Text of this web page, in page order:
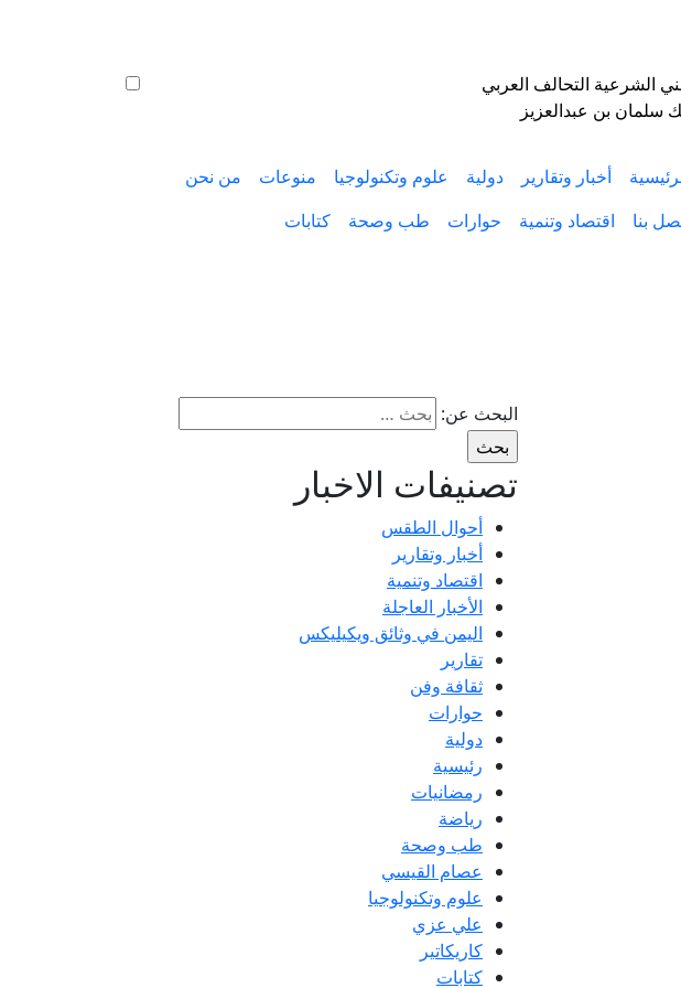
الشرعية التحالف العربي
سلمان بن عبدالعزيز
أخبار وتقارير دولية علوم وتكنولوجيا منوعات
من نحن
بنا
اقتصاد وتنمية حوارات طب وصحة كتابات
البحث عن:
تصنيفات الاخبار
أحوال الطقس
أخبار وتقارير
اقتصاد وتنمية
الأخبار العاجلة
اليمن في وثائق ويكيليكس
تقارير
ثقافة وفن
حوارات
دولية
رئيسية
رمضانيات
رياضة
طب وصحة
عصام القيسي
علوم وتكنولوجيا
علي عزي
كاريكاتير
كتابات